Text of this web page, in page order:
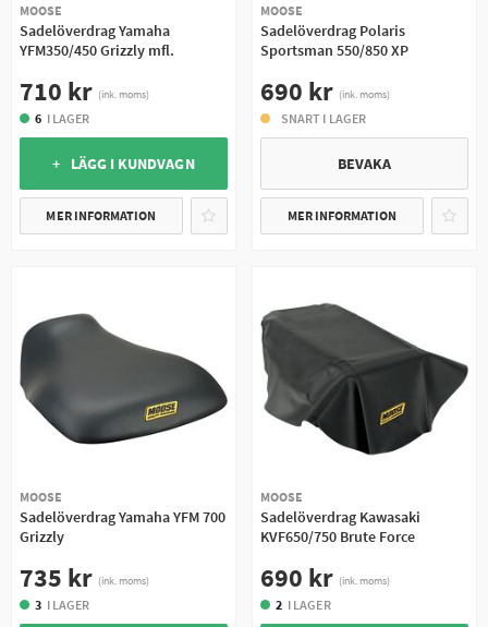
MOOSE
Sadelöverdrag Yamaha
YFM350/450 Grizzly mfl.
710 kr (ink. moms)
6 I LAGER
+ LÄGG I KUNDVAGN
MER INFORMATION
MOOSE
Sadelöverdrag Polaris
Sportsman 550/850 XP
690 kr (ink. moms)
SNART I LAGER
BEVAKA
MER INFORMATION
MOOSE
Sadelöverdrag Yamaha YFM 700
Grizzly
735 kr (ink. moms)
3 I LAGER
MOOSE
Sadelöverdrag Kawasaki
KVF650/750 Brute Force
690 kr (ink. moms)
2 I LAGER